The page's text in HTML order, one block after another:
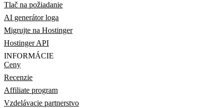
Tlač na požiadanie
AI generátor loga
Migrujte na Hostinger
Hostinger API
INFORMÁCIE
Ceny
Recenzie
Affiliate program
Vzdelávacie partnerstvo